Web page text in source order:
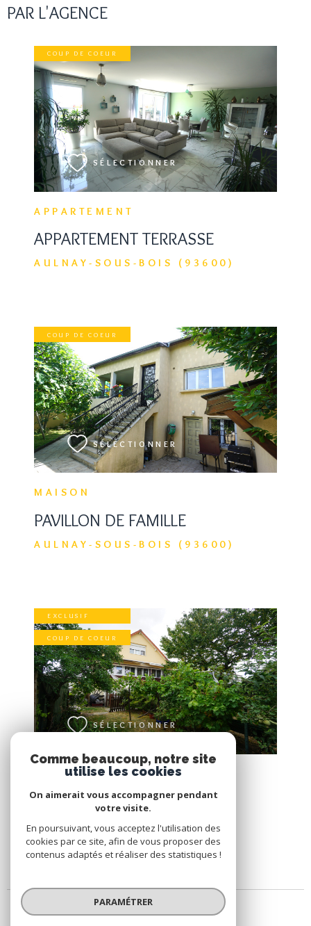
PAR L'AGENCE
APPARTEMENT
APPARTEMENT TERRASSE
AULNAY-SOUS-BOIS (93600)
COUP DE COEUR
SÉLECTIONNER
VOIR LE BIEN
MAISON
PAVILLON DE FAMILLE
AULNAY-SOUS-BOIS (93600)
COUP DE COEUR
SÉLECTIONNER
VOIR LE BIEN
MAISON
PAVILLON NON MITOYEN
AULNAY-SOUS-BOIS (93600)
EXCLUSIF
COUP DE COEUR
SÉLECTIONNER
VOIR LE BIEN
Comme beaucoup, notre site
utilise les cookies
On aimerait vous accompagner pendant
votre visite.
En poursuivant, vous acceptez l'utilisation des
cookies par ce site, afin de vous proposer des
contenus adaptés et réaliser des statistiques !
PARAMÉTRER